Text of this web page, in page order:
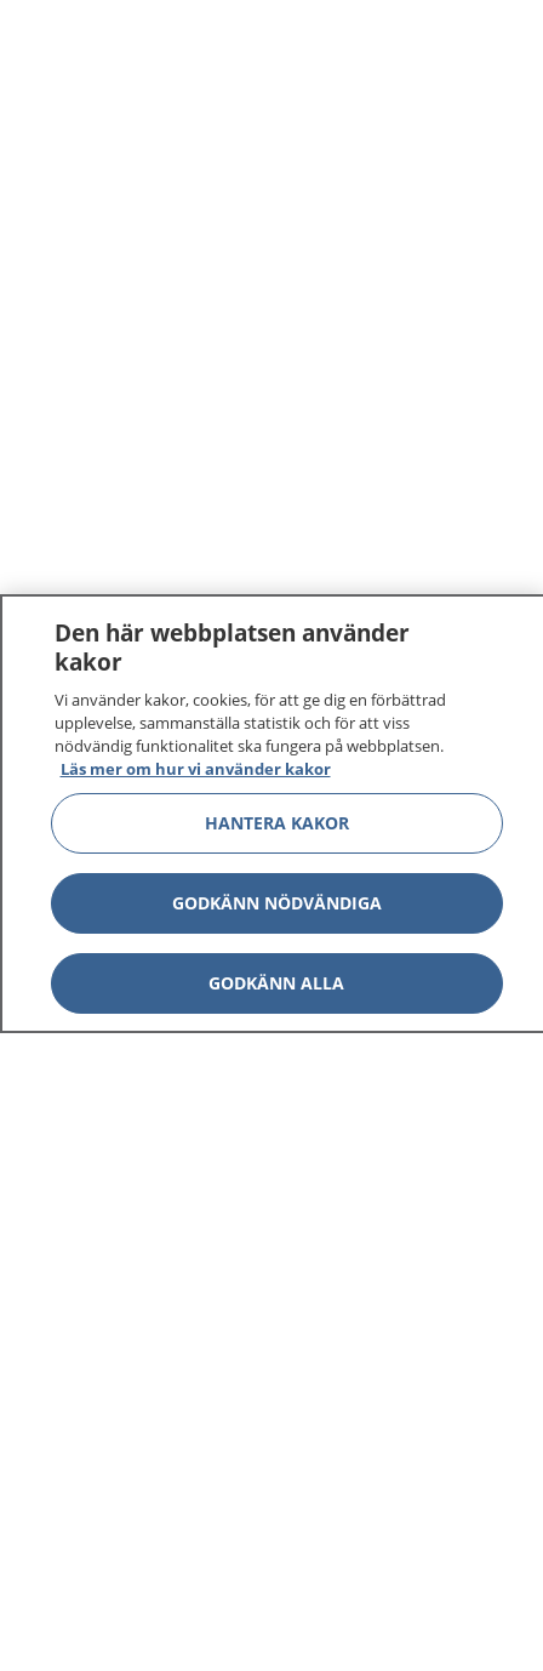
Den här webbplatsen använder
kakor
Vi använder kakor, cookies, för att ge dig en förbättrad
upplevelse, sammanställa statistik och för att viss
nödvändig funktionalitet ska fungera på webbplatsen.
Läs mer om hur vi använder kakor
HANTERA KAKOR
GODKÄNN NÖDVÄNDIGA
GODKÄNN ALLA